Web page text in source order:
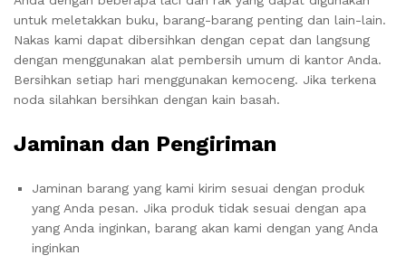
untuk meletakkan buku, barang-barang penting dan lain-lain.
Nakas kami dapat dibersihkan dengan cepat dan langsung
dengan menggunakan alat pembersih umum di kantor Anda.
Bersihkan setiap hari menggunakan kemoceng. Jika terkena
noda silahkan bersihkan dengan kain basah.
Jaminan dan Pengiriman
Jaminan barang yang kami kirim sesuai dengan produk
yang Anda pesan. Jika produk tidak sesuai dengan apa
yang Anda inginkan, barang akan kami dengan yang Anda
inginkan